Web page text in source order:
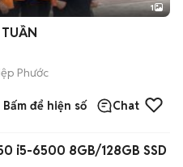
1
Phước
Bấm để hiện số Chat
i5-6500 8GB/128GB SSD